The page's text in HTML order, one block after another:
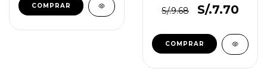
S/.9.68
S/.7.70